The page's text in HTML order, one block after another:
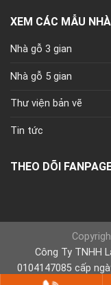
XEM CÁC MẪU NHÀ
Nhà gỗ 3 gian
Nhà gỗ 5 gian
Thư viện bản vẽ
Tin tức
THEO DÕI
Công Ty TNHH
0104147085 cấp